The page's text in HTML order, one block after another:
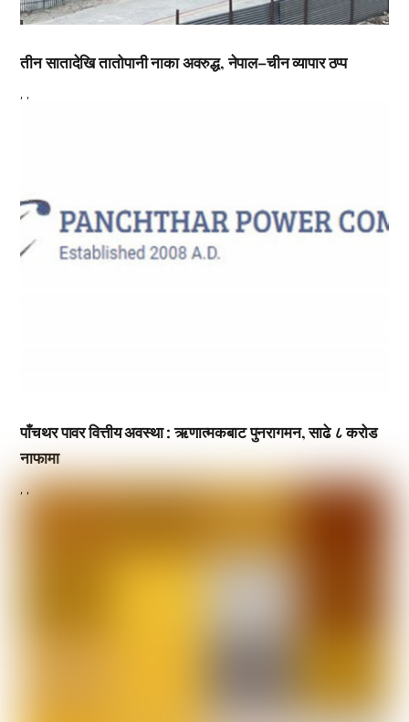
तीन सातादेखि तातोपानी नाका अवरुद्ध, नेपाल–चीन व्यापार ठप्प
, ,
पाँचथर पावर वित्तीय अवस्था : ऋणात्मकबाट पुनरागमन, साढे ८ करोड
नाफामा
, ,